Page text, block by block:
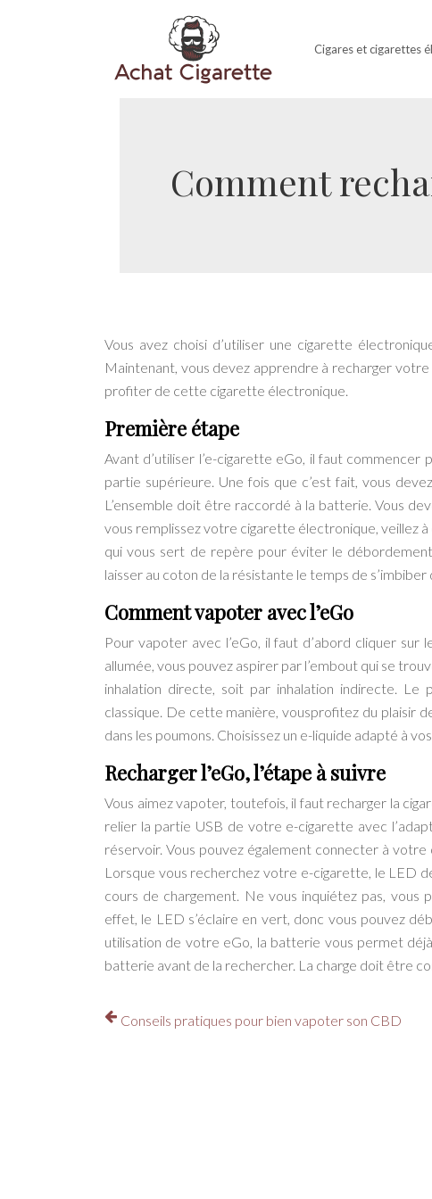
Cigares et cigarettes
Comment
Vous avez choisi d’utiliser une cigarette
Maintenant, vous devez apprendre à recharger
profiter de cette cigarette électronique.
Première étape
Avant d’utiliser l’e-cigarette eGo, il faut
partie supérieure. Une fois que c’est fait, vous
L’ensemble doit être raccordé à la batterie. Vous
vous remplissez votre cigarette électronique, veillez
qui vous sert de repère pour éviter le
laisser au coton de la résistante le temps de s’imbiber
Comment vapoter avec l’eGo
Pour vapoter avec l’eGo, il faut d’abord cliquer
allumée, vous pouvez aspirer par l’embout qui se
inhalation directe, soit par inhalation indirecte. Le
classique. De cette manière, vousprofitez du plaisir
dans les poumons. Choisissez un e-liquide adapté à
Recharger l’eGo, l’étape à suivre
Vous aimez vapoter, toutefois, il faut recharger la
relier la partie USB de votre e-cigarette avec
réservoir. Vous pouvez également connecter à
Lorsque vous recherchez votre e-cigarette, le LED
cours de chargement. Ne vous inquiétez pas,
effet, le LED s’éclaire en vert, donc vous pouvez
utilisation de votre eGo, la batterie vous permet
batterie avant de la rechercher. La charge doit être
Conseils pratiques pour bien vapoter son CBD